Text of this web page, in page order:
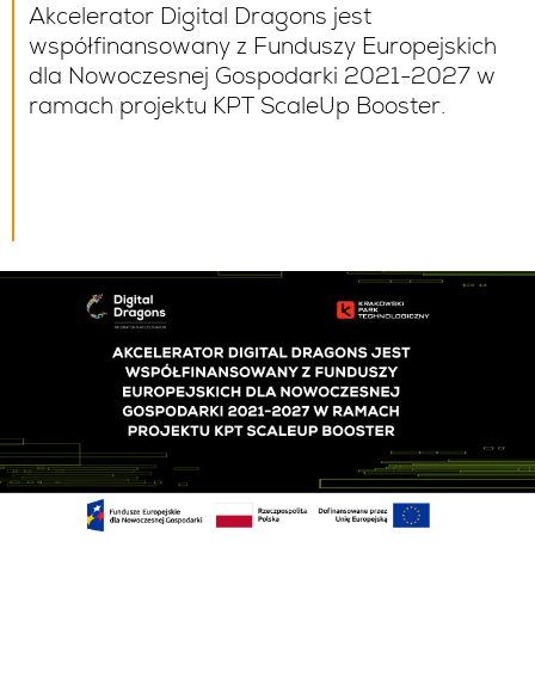
Akcelerator Digital Dragons jest
współfinansowany z Funduszy Europejskich
dla Nowoczesnej Gospodarki 2021-2027 w
ramach projektu KPT ScaleUp Booster.